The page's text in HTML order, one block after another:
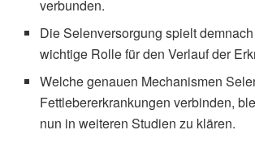
verbunden.
Die Selenversorgung spielt
wichtige Rolle für den Verlauf der
Welche genauen Mechanismen
Fettlebererkrankungen verbinden,
nun in weiteren Studien zu klären.